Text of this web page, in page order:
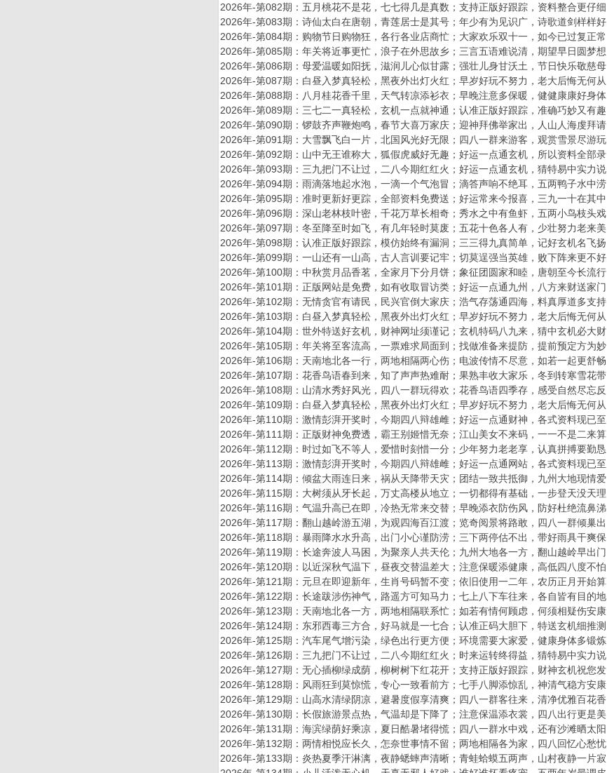
2026年-第082期：五月桃花不是花，七七得几是真数；支持正版好跟踪，资料整合更仔细
2026年-第083期：诗仙太白在唐朝，青莲居士是其号；年少有为见识广，诗歌道剑样样好
2026年-第084期：购物节日购物狂，各行各业店商忙；大家欢乐双十一，如今已过复正常
2026年-第085期：年关将近事更忙，浪子在外思故乡；三言五语难说清，期望早日圆梦想
2026年-第086期：母爱温暖如阳抚，滋润儿心似甘露；强壮儿身甘沃土，节日快乐敬慈母
2026年-第087期：白昼入梦真轻松，黑夜外出灯火红；早岁好玩不努力，老大后悔无何从
2026年-第088期：八月桂花香千里，天气转凉添衫衣；早晚注意多保暖，健健康康好身体
2026年-第089期：三七二一真轻松，玄机一点就神通；认准正版好跟踪，准确巧妙又有趣
2026年-第090期：锣鼓齐声鞭炮鸣，春节大喜万家庆；迎神拜佛举家出，人山人海虔拜请
2026年-第091期：大雪飘飞白一片，北国风光好无限；四八一群来游客，观赏雪景尽游玩
2026年-第092期：山中无王谁称大，狐假虎威好无趣；好运一点通玄机，所以资料全部录
2026年-第093期：三九把门不让过，二八今期红红火；好运一点通玄机，猜特易中实力说
2026年-第094期：雨滴落地起水泡，一滴一个气泡冒；滴答声响不绝耳，五两鸭子水中涝
2026年-第095期：准时更新好更踪，全部资料免费送；好运常来今报喜，三九一十在其中
2026年-第096期：深山老林枝叶密，千花万草长相奇；秀水之中有鱼虾，五两小鸟枝头戏
2026年-第097期：冬至降至时如飞，有几年轻时莫废；五花十色各人有，少壮努力老来美
2026年-第098期：认准正版好跟踪，模仿始终有漏洞；三三得九真简单，记好玄机名飞扬
2026年-第099期：一山还有一山高，古人言训要记牢；切莫逞强当英雄，败下阵来更不好
2026年-第100期：中秋赏月品香茗，全家月下分月饼；象征团圆家和睦，唐朝至今长流行
2026年-第101期：正版网站是免费，如有收取冒访类；好运一点通九州，八方来财送家门
2026年-第102期：无情贪官有请民，民兴官倒大家庆；浩气存荡通四海，料真厚道多支持
2026年-第103期：白昼入梦真轻松，黑夜外出灯火红；早岁好玩不努力，老大后悔无何从
2026年-第104期：世外特送好玄机，财神网址须谨记；玄机特码八九来，猜中玄机必大财
2026年-第105期：年关将至客流高，一票难求局面到；找做准备来提防，提前预定方为妙
2026年-第106期：天南地北各一行，两地相隔两心伤；电波传情不尽意，如若一起更舒畅
2026年-第107期：花香鸟语春到来，知了声声热难耐；果熟丰收大家乐，冬到转寒雪花带
2026年-第108期：山清水秀好风光，四八一群玩得欢；花香鸟语四季存，感受自然尽忘反
2026年-第109期：白昼入梦真轻松，黑夜外出灯火红；早岁好玩不努力，老大后悔无何从
2026年-第110期：激情彭湃开奖时，今期四八辩雄雌；好运一点通财神，各式资料现已至
2026年-第111期：正版财神免费透，霸王别姬惜无奈；江山美女不来码，一一不是二来算
2026年-第112期：时过如飞不等人，爱惜时刻惜一分；少年努力老老享，认真拼搏要勤恳
2026年-第113期：激情彭湃开奖时，今期四八辩雄雌；好运一点通网站，各式资料现已至
2026年-第114期：倾盆大雨连日来，祸从天降带天灾；团结一致共抵御，九州大地现情爱
2026年-第115期：大树须从牙长起，万丈高楼从地立；一切都得有基础，一步登天没天理
2026年-第116期：气温升高已在即，冷热无常来交替；早晚添衣防伤风，防好杜绝流鼻涕
2026年-第117期：翻山越岭游五湖，为观四海百江渡；览奇阅景将路敢，四八一群倾巢出
2026年-第118期：暴雨降水水升高，出门小心谨防涝；三下两停估不出，带好雨具干爽保
2026年-第119期：长途奔波人马困，为聚亲人共天伦；九州大地各一方，翻山越岭早出门
2026年-第120期：以近深秋气温下，昼夜交替温差大；注意保暖添健康，高低四八度不怕
2026年-第121期：元旦在即迎新年，生肖号码暂不变；依旧使用一二年，农历正月开始算
2026年-第122期：长途跋涉伤神气，路遥方可知马力；七上八下车往来，各自皆有目的地
2026年-第123期：天南地北各一方，两地相隔联系忙；如若有情何顾虑，何须相疑伤安康
2026年-第124期：东邪西毒三方合，好马就是一七合；认准正码大胆下，特送玄机细推测
2026年-第125期：汽车尾气增污染，绿色出行更方便；环境需要大家爱，健康身体多锻炼
2026年-第126期：三九把门不让过，二八今期红红火；时来运转终得益，猜特易中实力说
2026年-第127期：无心插柳绿成荫，柳树树下红花开；支持正版好跟踪，财神玄机祝您发
2026年-第128期：风雨狂到莫惊慌，专心一致看前方；七手八脚添惊乱，神清气稳方安康
2026年-第129期：山高水清绿阴凉，避暑度假享清爽；四八一群客往来，清净优雅百花香
2026年-第130期：长假旅游景点热，气温却是下降了；注意保温添衣裳，四八出行更是美
2026年-第131期：海滨绿荫好乘凉，夏日酷暑堵得慌；四八一群水中戏，还有沙滩晒太阳
2026年-第132期：两情相悦应长久，怎奈世事情不留；两地相隔各为家，四八回忆心愁忧
2026年-第133期：炎热夏季汗淋漓，夜静蟋蟀声清晰；青蛙蛤蟆五两声，山村夜静一片寂